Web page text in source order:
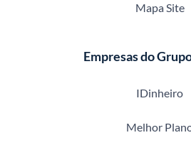
Mapa Site
Empresas do
IDinheiro
Melhor